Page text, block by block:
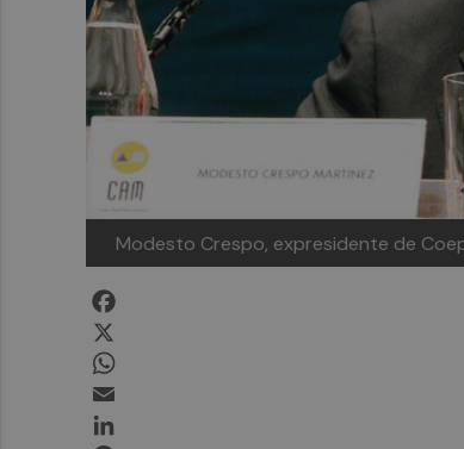
Modesto Crespo, expresidente de